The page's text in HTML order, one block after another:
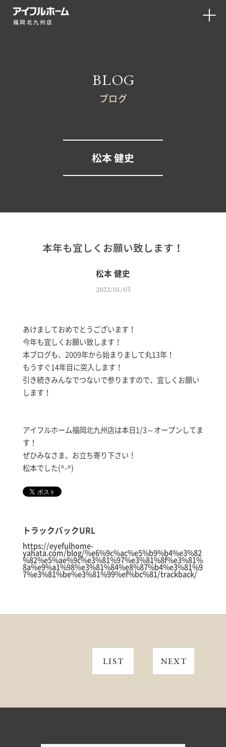
福岡北九州店
BLOG
ブログ
松本 健史
本年も宜しくお願い致します！
松本 健史
2022/01/03
あけましておめでとうございます！
今年も宜しくお願い致します！
本ブログも、2009年から始まりまして丸13年！
もうすぐ14年目に突入します！
引き続きみんなでつないで参りますので、宜しくお願い
します！
アイフルホーム福岡北九州店は本日1/3～オープンしてま
す！
ぜひみなさま、お立ち寄り下さい！
松本でした(^-^)
トラックバックURL
https://eyefulhome-
yahata.com/blog/%e6%9c%ac%e5%b9%b4%e3%82
%82%e5%ae%9c%e3%81%97%e3%81%8f%e3%81%
8a%e9%a1%98%e3%81%84%e8%87%b4%e3%81%9
7%e3%81%be%e3%81%99%ef%bc%81/trackback/
LIST NEXT